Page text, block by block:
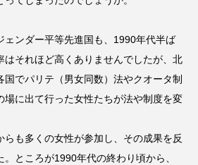
ンダー平等先進国も、1990年代半ば
はそれほど高くありませんでしたが、北
でパリテ（男女同数）法やクオータ制
場に出て行った女性たちが法や制度を変
も多くの女性が参加し、その成果を反
ところが1990年代の終わり頃から、